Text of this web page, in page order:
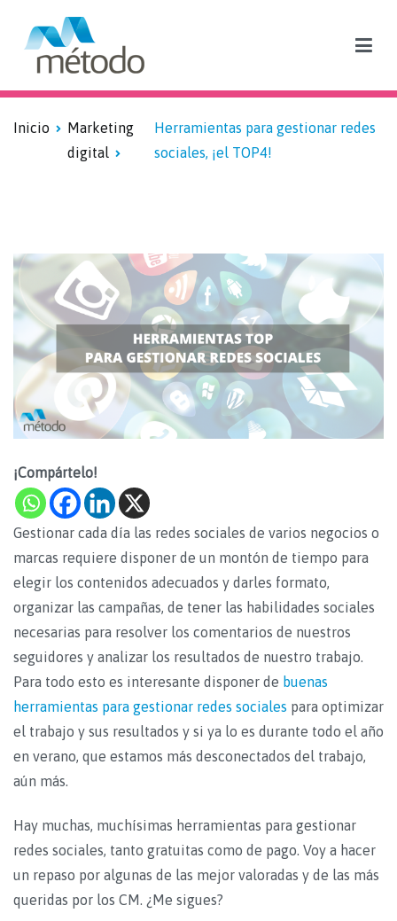
Blog sobre formación subvencionada y empleo
Inicio
Marketing
digital
Herramientas para gestionar redes
sociales, ¡el TOP4!
¡Compártelo!
Gestionar cada día las redes sociales de varios negocios o
marcas requiere disponer de un montón de tiempo para
elegir los contenidos adecuados y darles formato,
organizar las campañas, de tener las habilidades sociales
necesarias para resolver los comentarios de nuestros
seguidores y analizar los resultados de nuestro trabajo.
Para todo esto es interesante disponer de buenas
herramientas para gestionar redes sociales para optimizar
el trabajo y sus resultados y si ya lo es durante todo el año
en verano, que estamos más desconectados del trabajo,
aún más.
Hay muchas, muchísimas herramientas para gestionar
redes sociales, tanto gratuitas como de pago. Voy a hacer
un repaso por algunas de las mejor valoradas y de las más
queridas por los CM. ¿Me sigues?